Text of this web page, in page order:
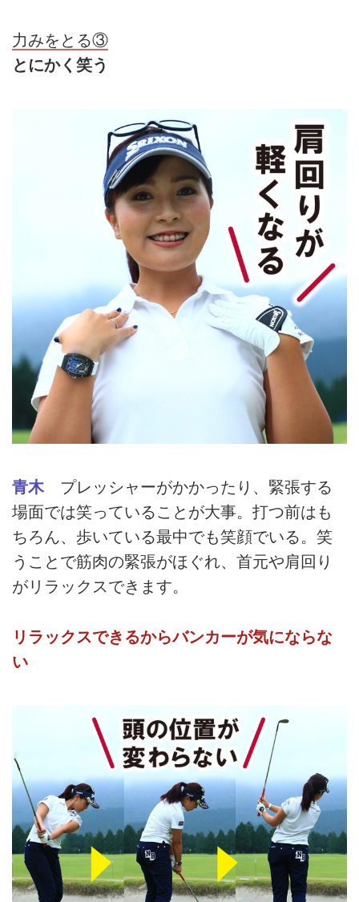
力みをとる③
とにかく笑う
青木 プレッシャーがかかったり、緊張する
場面では笑っていることが大事。打つ前はも
ちろん、歩いている最中でも笑顔でいる。笑
うことで筋肉の緊張がほぐれ、首元や肩回り
がリラックスできます。
リラックスできるからバンカーが気にならな
い